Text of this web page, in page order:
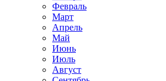
Февраль
Март
Апрель
Май
Июнь
Июль
Август